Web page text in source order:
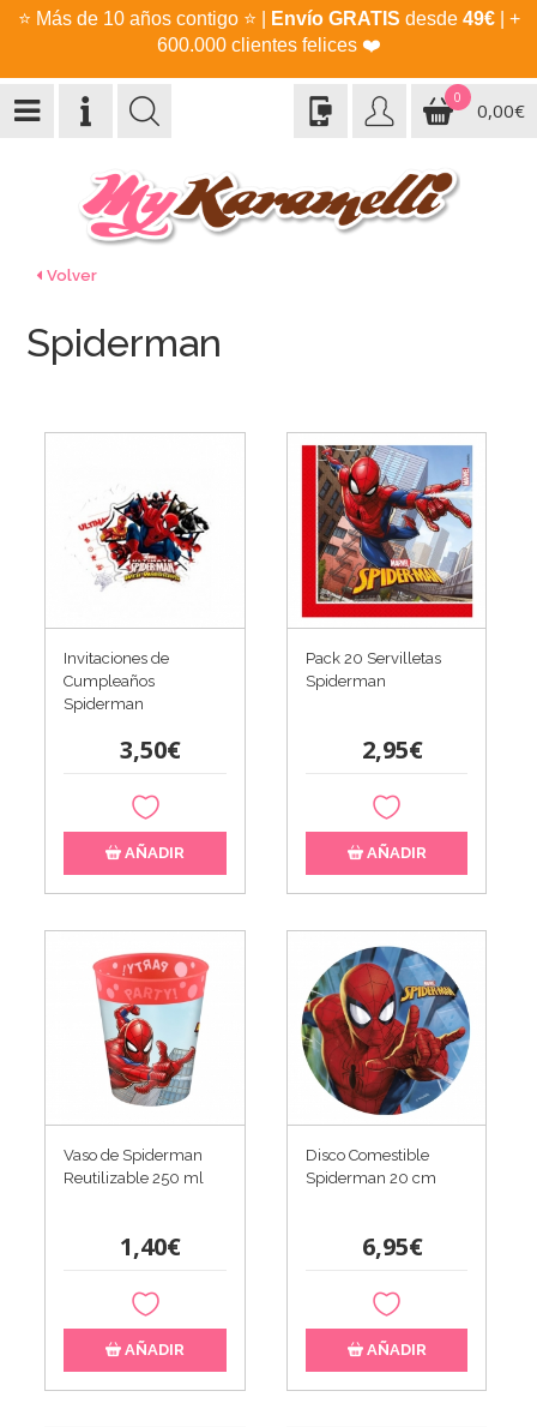
⭐ Más de 10 años contigo ⭐ Envío GRATIS desde 49€| +
600.000 clientes felices ❤️
0
0,00€
Volver
Spiderman
Invitaciones de
Cumpleaños
Spiderman
3,50€
AÑADIR
Pack 20 Servilletas
Spiderman
2,95€
AÑADIR
Vaso de Spiderman
Reutilizable 250 ml
1,40€
AÑADIR
Disco Comestible
Spiderman 20 cm
6,95€
AÑADIR